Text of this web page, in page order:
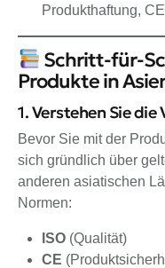
Produkthaftung,
Schritt-für-
Produkte in
1. Verstehen Sie
Bevor Sie mit der
sich gründlich über
anderen asiatischen
Normen:
ISO (Qualität)
CE